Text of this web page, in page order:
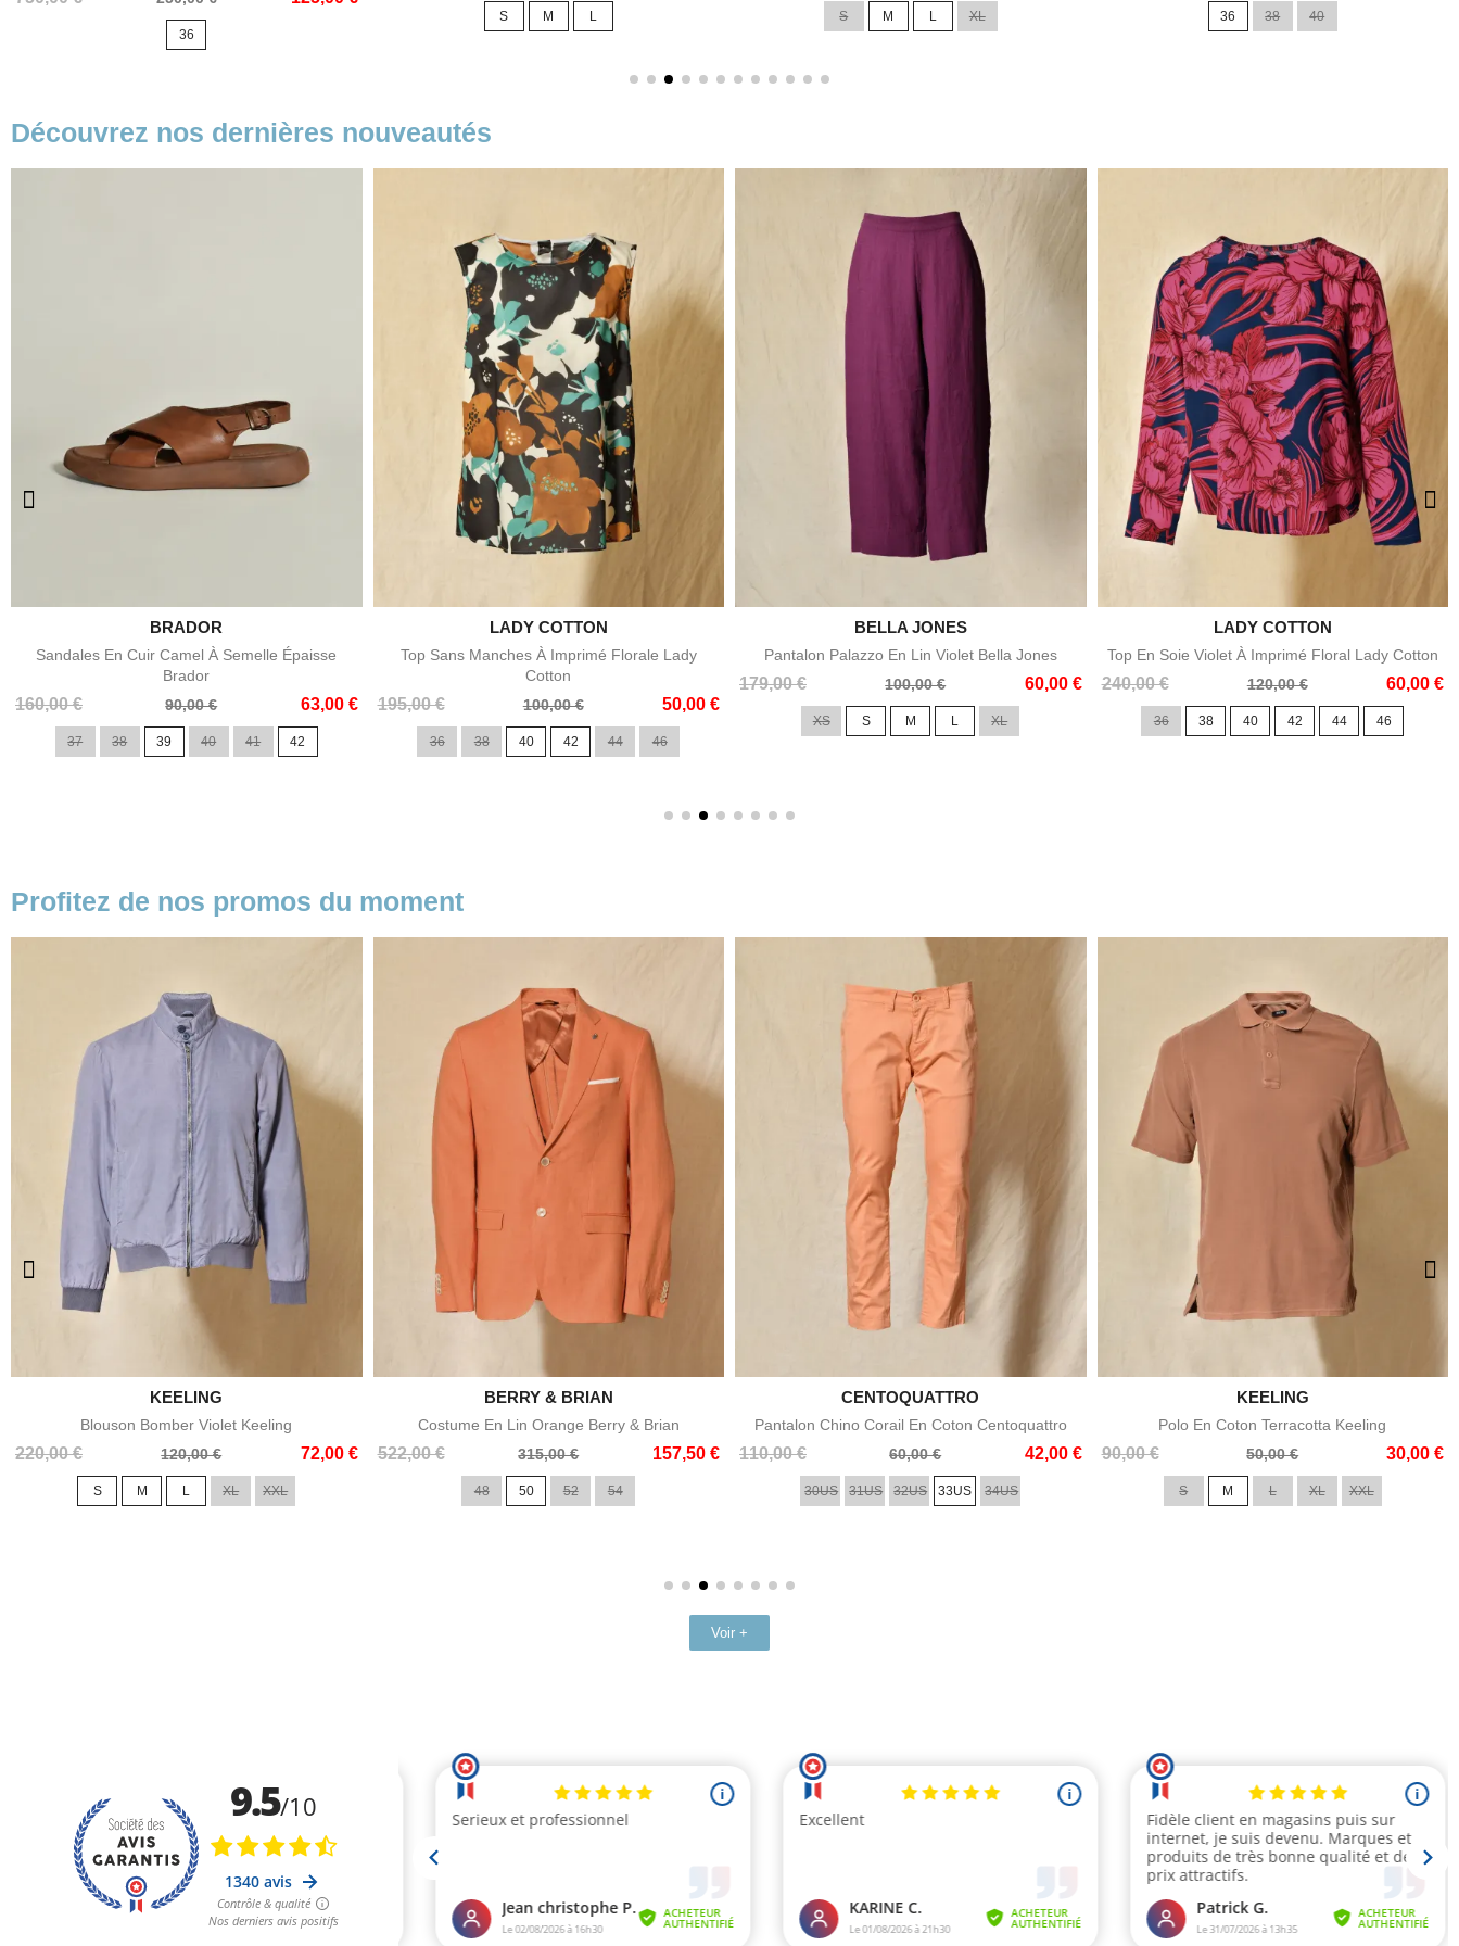
36
S M L S M L XL 36 38 40
Découvrez nos dernières nouveautés
Aperçu rapide
BRADOR
Sandales En Cuir Camel À Semelle Épaisse
Brador
160,00 €
Prix
90,00 € 63,00 €
Prix
37 38 39 40 41 42
Aperçu rapide
LADY COTTON
Top Sans Manches À Imprimé Florale Lady
Cotton
195,00 €
Prix
100,00 € 50,00 €
Prix
36 38 40 42 44 46
Aperçu rapide
BELLA JONES
Pantalon Palazzo En Lin Violet Bella Jones
179,00 €
Prix
100,00 € 60,00 €
Prix
XS S M L XL
Aperçu rapide
LADY COTTON
Top En Soie Violet À Imprimé Floral Lady Cotton
240,00 €
Prix
120,00 € 60,00 €
Prix
36 38 40 42 44 46
Profitez de nos promos du moment
Aperçu rapide
KEELING
Blouson Bomber Violet Keeling
220,00 €
Prix
120,00 € 72,00 €
Prix
S M L XL XXL
Aperçu rapide
BERRY & BRIAN
Costume En Lin Orange Berry & Brian
522,00 €
Prix
315,00 € 157,50 €
Prix
48 50 52 54
Aperçu rapide
CENTOQUATTRO
Pantalon Chino Corail En Coton Centoquattro
110,00 €
Prix
60,00 € 42,00 €
Prix
30US 31US 32US 33US 34US
Aperçu rapide
KEELING
Polo En Coton Terracotta Keeling
90,00 €
Prix
50,00 € 30,00 €
Prix
S M L XL XXL
Voir +